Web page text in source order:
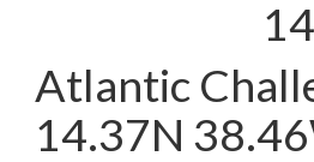
Atlantic
14.37N